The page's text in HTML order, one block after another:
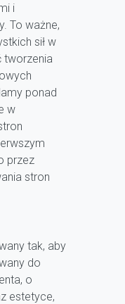
i
To ważne,
sił w
tworzenia
ponad
w
przez
stron
tak, aby
do
o
estetyce,